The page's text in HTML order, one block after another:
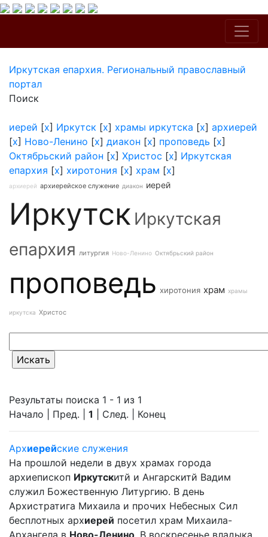
Иркутская епархия. Региональный православный
портал
Поиск
иерей [x] Иркутск [x] храмы иркутска [x] архиерей
[x] Ново-Ленино [x] диакон [x] проповедь [x]
Октябрьский район [x] Христос [x] Иркутская
епархия [x] хиротония [x] храм [x]
архиерей архиерейское служение диакон иерей
Иркутск Иркутская
епархия литургия Ново-Ленино Октябрьский район
проповедь хиротония храм храмы
иркутска Христос
Результаты поиска 1 - 1 из 1
Начало | Пред. | 1 | След. | Конец
Архиерейские служения
На прошлой недели в двух храмах города
архиепископ Иркутскитй и Ангарскитй Вадим
служил Божественную Литургию. В день
Архистратига Михаила и прочих Небесных Сил
бесплотных архиерей посетил храм Михаила-
Архангела в Ново-Ленино . В воскресенье владыка